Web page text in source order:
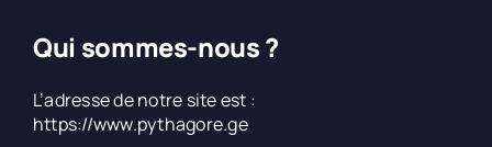
Qui sommes-nous ?
L’adresse de notre site est :
https://www.pythagore.ge